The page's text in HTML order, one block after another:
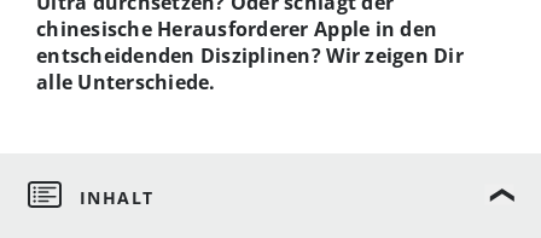
chinesische Herausforderer Apple in den
entscheidenden Disziplinen? Wir zeigen Dir
alle Unterschiede.